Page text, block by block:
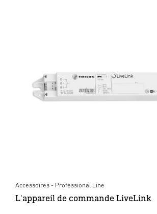
Accessoires - Professional Line
L'appareil de commande LiveLink